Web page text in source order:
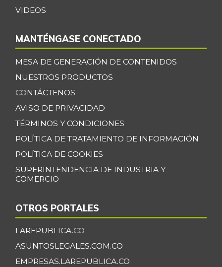
VIDEOS
MANTÉNGASE CONECTADO
MESA DE GENERACIÓN DE CONTENIDOS
NUESTROS PRODUCTOS
CONTÁCTENOS
AVISO DE PRIVACIDAD
TÉRMINOS Y CONDICIONES
POLÍTICA DE TRATAMIENTO DE INFORMACIÓN
POLÍTICA DE COOKIES
SUPERINTENDENCIA DE INDUSTRIA Y
COMERCIO
OTROS PORTALES
LAREPUBLICA.CO
ASUNTOSLEGALES.COM.CO
EMPRESAS.LAREPUBLICA.CO